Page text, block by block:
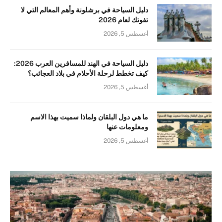
دليل السياحة في برشلونة وأهم المعالم التي لا
تفوتك لعام 2026
أغسطس 5, 2026
دليل السياحة في الهند للمسافرين العرب 2026:
كيف تخطط لرحلة الأحلام في بلاد العجائب؟
أغسطس 5, 2026
ما هي دول البلقان ولماذا سميت بهذا الاسم
ومعلومات عنها
أغسطس 5, 2026